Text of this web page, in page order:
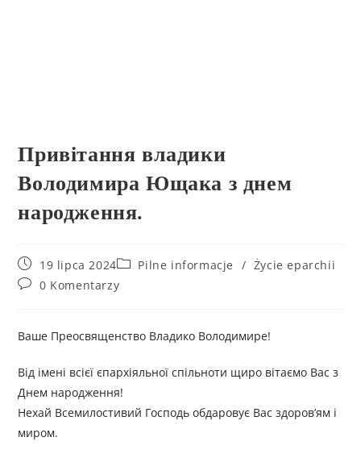
Привітання владики
Володимира Ющака з днем
народження.
19 lipca 2024 Pilne informacje / Życie eparchii
0 Komentarzy
Ваше Преосвященство Владико Володимире!
Від імені всієї єпархіяльної спільноти щиро вітаємо Вас з
Днем народження!
Нехай Всемилостивий Господь обдаровує Вас здоров’ям і
миром.